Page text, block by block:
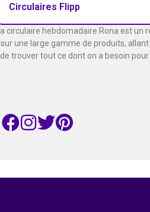
Circulaires Flipp
La circulaire hebdomadaire Rona est
sur une large gamme de produits,
de trouver tout ce dont on a besoin